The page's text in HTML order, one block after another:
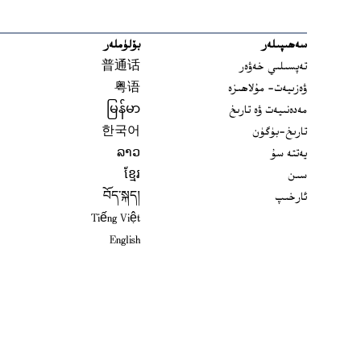
سەھىپىلەر
تەپسىلىي خەۋەر
ۋەزىيەت- مۇلاھىزە
مەدەنىيەت ۋە تارىخ
تارىخ-بۈگۈن
يەتتە سۇ
سىن
ئارخىپ
بۆلۈملەر
普通话
粤语
မြန်မာ
한국어
ລາວ
ខ្មែរ
བོད་སྐད།
Tiếng Việt
English